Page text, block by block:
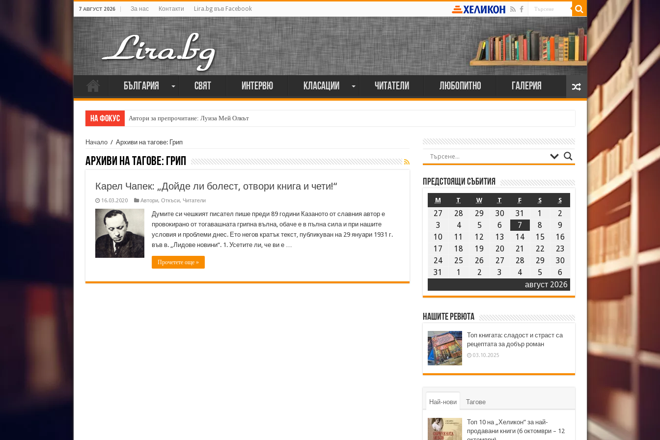
7 АВГУСТ 2026 За нас Контакти Lira.bg във Facebook
България Свят Интервю Класации Читатели Любопитно Галерия
На фокус Автори за препрочитане: Луиза Мей Олкът
Начало / Архиви на тагове: Грип
Архиви на тагове: Грип
Карел Чапек: „Дойде ли болест, отвори книга и чети!“
16.03.2020 Автори, Откъси, Читатели
Думите си чешкият писател пише преди 89 години Казаното от славния автор е
провокирано от тогавашната грипна вълна, обаче е в пълна сила и при нашите
условия и проблеми днес. Ето негов кратък текст, публикуван на 29 януари 1931 г.
във в. „Лидове новини“. 1. Усетите ли, че ви е …
Прочетете още »
Предстоящи събития
август 2026
M T W T F S S
27 28 29 30 31 1
2
3
4 5 6 7 8
9
10
11 12 13 14 15
16
17
18 19 20 21 22
23
24
25 26 27 28 29
30
31
1 2 3 4 5 6
Нашите ревюта
Топ книгата: сладост и страст са
рецептата за добър роман
03.10.2025
Най-нови Тагове
Топ 10 на „Хеликон” за най-
продавани книги (6 октомври – 12